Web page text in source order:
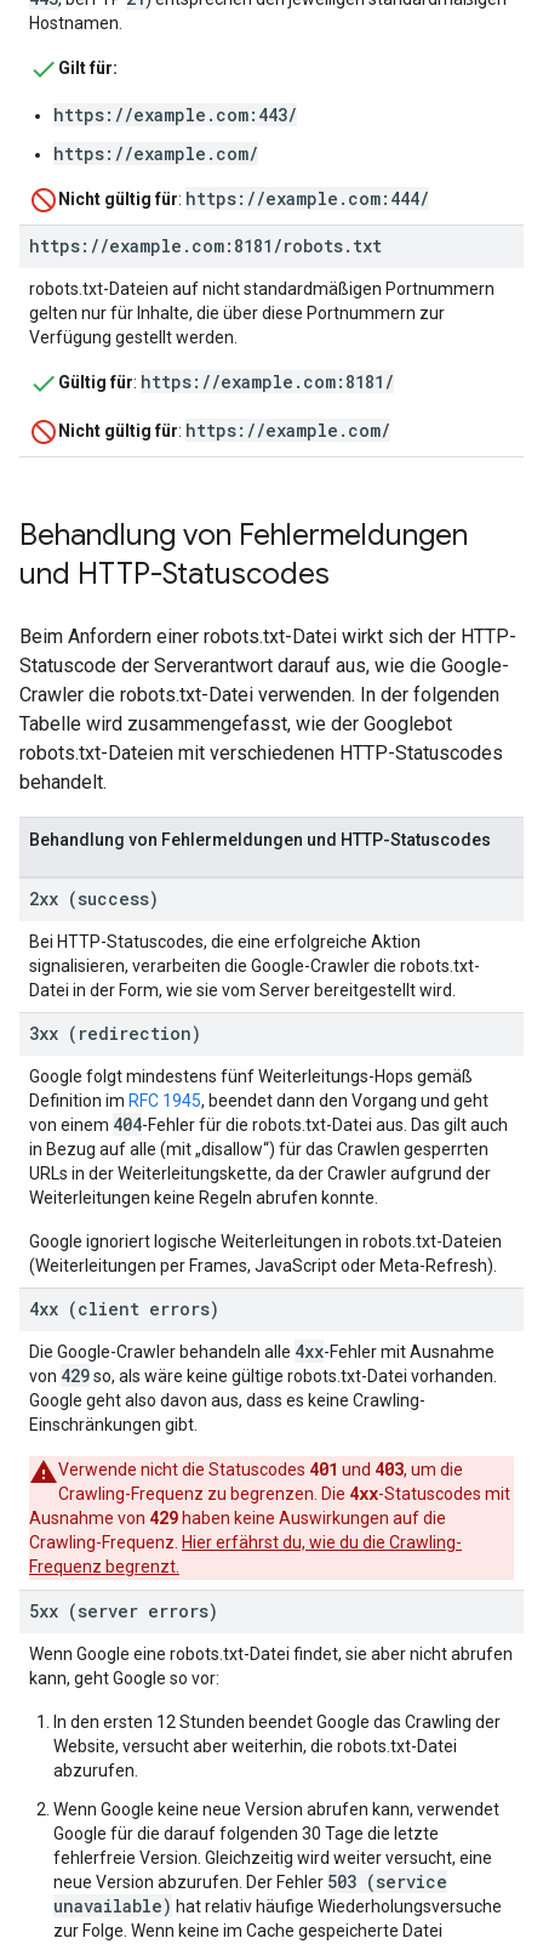
Hostnamen.
Gilt für:
https://example.com:443/
https://example.com/
Nicht gültig für: https://example.com:444/
https: //example . com:8181 /robots. txt
robots.txt-Dateien auf nicht standardmäßigen Portnummern
gelten nur für Inhalte, die über diese Portnummern zur
Verfügung gestellt werden.
Gültig für: https://example.com:8181/
Nicht gültig für: https://example.com/
Behandlung von Fehlermeldungen
und HTTP-Statuscodes
Beim Anfordern einer robots.txt-Datei wirkt sich der HTTP-
Statuscode der Serverantwort darauf aus, wie die Google-
Crawler die robots.txt-Datei verwenden. In der folgenden
Tabelle wird zusammengefasst, wie der Googlebot
robots.txt-Dateien mit verschiedenen HTTP-Statuscodes
behandelt.
Behandlung von Fehlermeldungen und HTTP-Statuscodes
2xx (success)
Bei HTTP-Statuscodes, die eine erfolgreiche Aktion
signalisieren, verarbeiten die Google-Crawler die robots.txt-
Datei in der Form, wie sie vom Server bereitgestellt wird.
3xx (redirection)
Google folgt mindestens fünf Weiterleitungs-Hops gemäß
Definition im RFC 1945, beendet dann den Vorgang und geht
von einem 404-Fehler für die robots.txt-Datei aus. Das gilt auch
in Bezug auf alle (mit „disallow“) für das Crawlen gesperrten
URLs in der Weiterleitungskette, da der Crawler aufgrund der
Weiterleitungen keine Regeln abrufen konnte.
Google ignoriert logische Weiterleitungen in robots.txt-Dateien
(Weiterleitungen per Frames, JavaScript oder Meta-Refresh).
4xx (client errors)
Die Google-Crawler behandeln alle 4xx-Fehler mit Ausnahme
von 429so, als wäre keine gültige robots.txt-Datei vorhanden.
Google geht also davon aus, dass es keine Crawling-
Einschränkungen gibt.
Verwende nicht die Statuscodes 401 und 403, um die
Crawling-Frequenz zu begrenzen. Die 4xx-Statuscodes mit
Ausnahme von 429 haben keine Auswirkungen auf die
Crawling-Frequenz. Hier erfährst du, wie du die Crawling-
Frequenz begrenzt.
5xx (server errors)
Wenn Google eine robots.txt-Datei findet, sie aber nicht abrufen
kann, geht Google so vor:
In den ersten 12 Stunden beendet Google das Crawling der
Website, versucht aber weiterhin, die robots.txt-Datei
abzurufen.
Wenn Google keine neue Version abrufen kann, verwendet
Google für die darauf folgenden 30 Tage die letzte
fehlerfreie Version. Gleichzeitig wird weiter versucht, eine
neue Version abzurufen. Der Fehler 503 (service
unavailable) hat relativ häufige Wiederholungsversuche
zur Folge. Wenn keine im Cache gespeicherte Datei